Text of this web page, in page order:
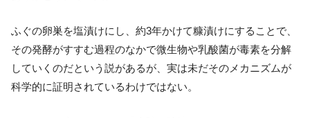
ふぐの卵巣を塩漬けにし、約3年かけて糠漬けにすることで、
その発酵がすすむ過程のなかで微生物や乳酸菌が毒素を分解
していくのだという説があるが、実は未だそのメカニズムが
科学的に証明されているわけではない。